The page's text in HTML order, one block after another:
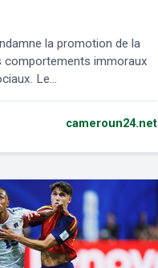
la promotion de la
comportements immoraux
Le...
cameroun24.net